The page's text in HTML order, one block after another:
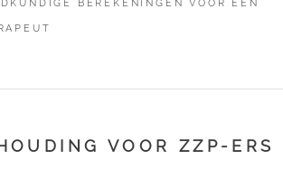
BEREKENINGEN VOOR EEN
VOOR ZZP-ERS